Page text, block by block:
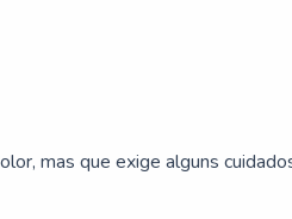
mas que exige alguns